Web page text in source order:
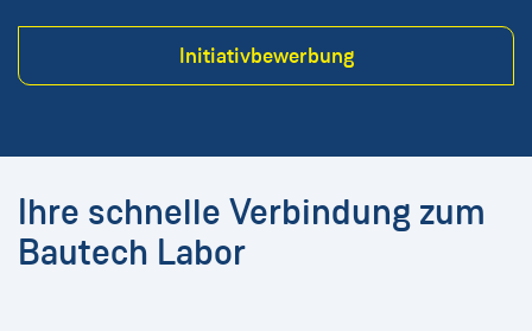
Initiativbewerbung
Ihre schnelle Verbindung zum
Bautech Labor